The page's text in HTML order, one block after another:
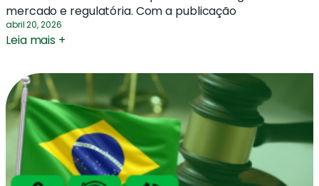
mercado e regulatória. Com a publicação
abril 20, 2026
Leia mais +